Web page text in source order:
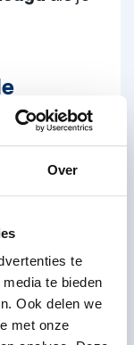
Over
te
te bieden
Ook delen we
met onze
reactie?
jou?
als jetot